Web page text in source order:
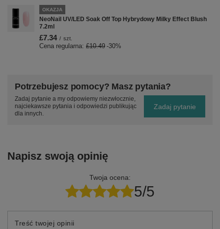
OKAZJA
NeoNail UV/LED Soak Off Top Hybrydowy Milky Effect Blush
7.2ml
£7.34 / szt.
Cena regularna: £10.49 -30%
Potrzebujesz pomocy? Masz pytania?
Zadaj pytanie a my odpowiemy niezwłocznie,
najciekawsze pytania i odpowiedzi publikując
dla innych.
Zadaj pytanie
Napisz swoją opinię
Twoja ocena:
5/5
Treść twojej opinii